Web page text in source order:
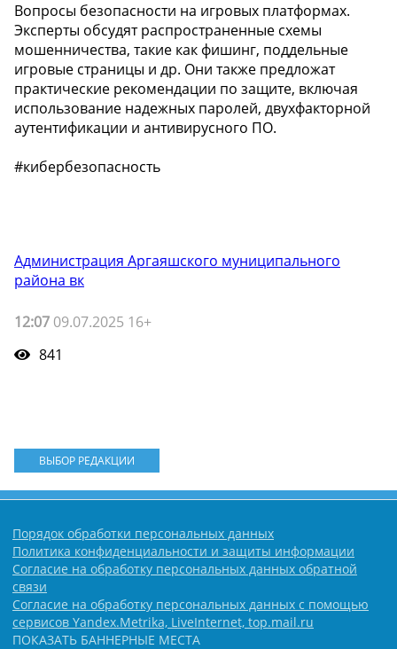
Вопросы безопасности на игровых платформах.
Эксперты обсудят распространенные схемы
мошенничества, такие как фишинг, поддельные
игровые страницы и др. Они также предложат
практические рекомендации по защите, включая
использование надежных паролей, двухфакторной
аутентификации и антивирусного ПО.
#кибербезопасность
Администрация Аргаяшского муниципального
района вк
12:07 09.07.2025 16+
841
ВЫБОР РЕДАКЦИИ
Порядок обработки персональных данных
Политика конфиденциальности и защиты информации
Согласие на обработку персональных данных обратной
связи
Согласие на обработку персональных данных с помощью
сервисов Yandex.Metrika, LiveInternet, top.mail.ru
ПОКАЗАТЬ БАННЕРНЫЕ МЕСТА